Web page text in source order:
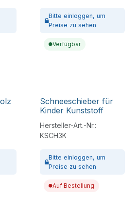
Bitte einloggen, um
Preise zu sehen
Verfügbar
Schneeschieber für
Kinder Kunststoff
Hersteller-Art.-Nr.:
KSCH3K
Bitte einloggen, um
Preise zu sehen
Auf Bestellung